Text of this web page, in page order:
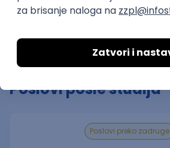
Oficir ratnog vazduhoplovstva
Poslovi posle studija
poslovi preko zadruge